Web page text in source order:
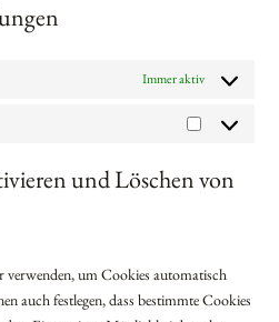
Immer aktiv
Marketing
und Löschen von
um Cookies automatisch
auch festlegen, dass bestimmte Cookies